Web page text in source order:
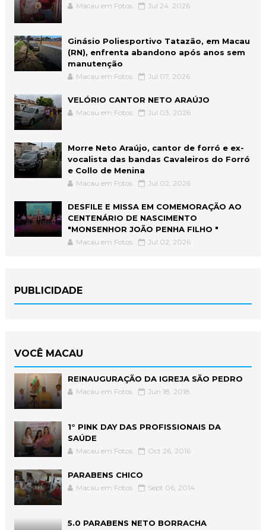
Macau em Fotos Jul 24, 2026
Ginásio Poliesportivo Tatazão, em Macau
(RN), enfrenta abandono após anos sem
manutenção
Macau em Fotos Jul 07, 2026
VELÓRIO CANTOR NETO ARAÚJO
Macau em Fotos Jul 03, 2026
Morre Neto Araújo, cantor de forró e ex-
vocalista das bandas Cavaleiros do Forró
e Collo de Menina
Macau em Fotos Jul 02, 2026
DESFILE E MISSA EM COMEMORAÇÃO AO
CENTENÁRIO DE NASCIMENTO
"MONSENHOR JOÃO PENHA FILHO "
Macau em Fotos Jul 02, 2026
PUBLICIDADE
VOCÊ MACAU
REINAUGURAÇÃO DA IGREJA SÃO PEDRO
Macau em Fotos Jun 18, 2018
1° PINK DAY DAS PROFISSIONAIS DA
SAÚDE
Macau em Fotos Oct 26, 2016
PARABENS CHICO
Macau em Fotos Sept 06, 2014
5.0 PARABENS NETO BORRACHA